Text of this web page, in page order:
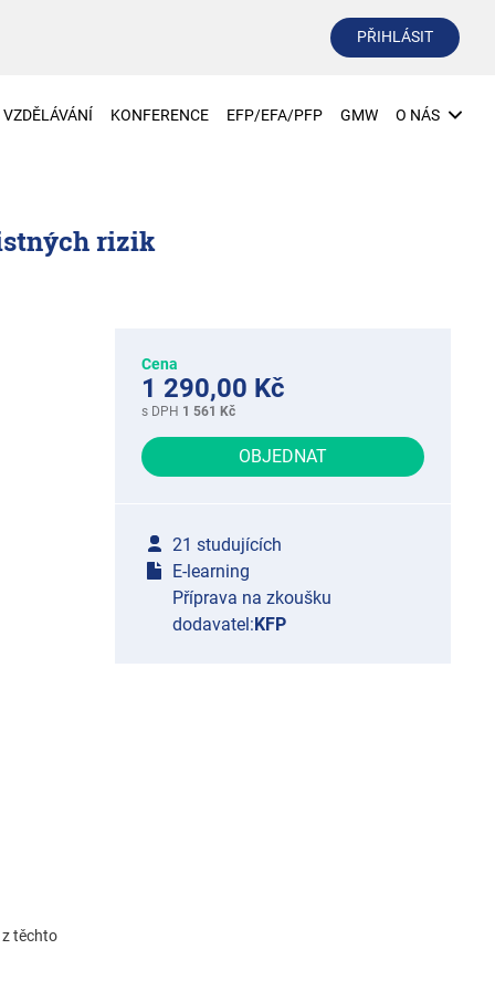
PŘIHLÁSIT
VZDĚLÁVÁNÍ KONFERENCE EFP/EFA/PFP GMW O NÁS
rizik
z těchto
Cena
1 290,00 Kč
s DPH 1 561 Kč
OBJEDNAT
21 studujících
E-learning
Příprava na zkoušku
dodavatel:KFP